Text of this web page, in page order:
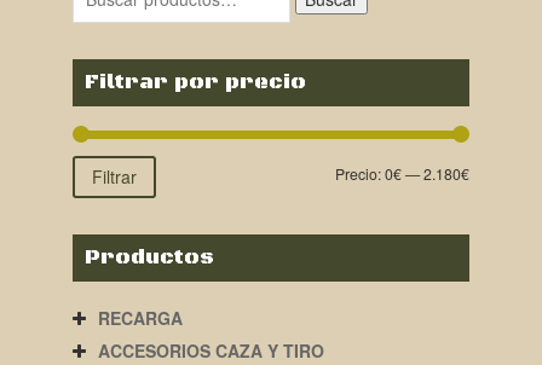
Filtrar por precio
Filtrar Precio:0€—2.180€
Productos
RECARGA
ACCESORIOS CAZA Y TIRO